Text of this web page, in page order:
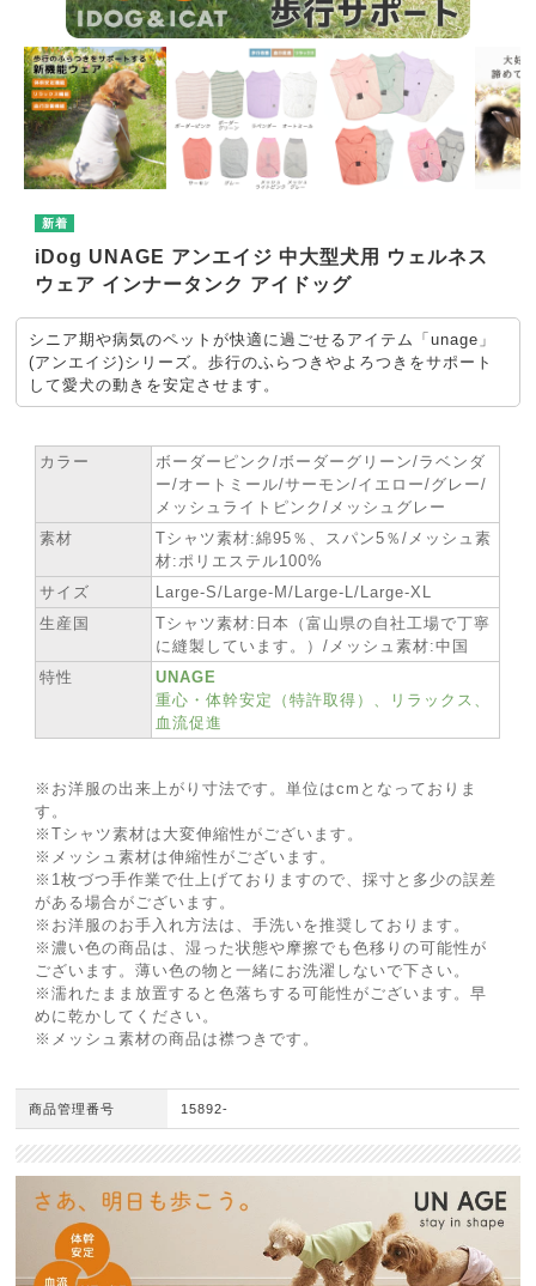
iDog UNAGE アンエイジ 中大型犬用 ウェルネス
ウェア インナータンク アイドッグ
シニア期や病気のペットが快適に過ごせるアイテム「unage」
(アンエイジ)シリーズ。歩行のふらつきやよろつきをサポート
して愛犬の動きを安定させます。
カラー
ボーダーピンク/ボーダーグリーン/ラベンダ
ー/オートミール/サーモン/イエロー/グレー/
メッシュライトピンク/メッシュグレー
素材
Tシャツ素材:綿95％、スパン5％/メッシュ素
材:ポリエステル100%
サイズ
Large-S/Large-M/Large-L/Large-XL
生産国
Tシャツ素材:日本（富山県の自社工場で丁寧
に縫製しています。）/メッシュ素材:中国
特性
UNAGE
重心・体幹安定（特許取得）、リラックス、
血流促進
※お洋服の出来上がり寸法です。単位はcmとなっておりま
す。
※Tシャツ素材は大変伸縮性がございます。
※メッシュ素材は伸縮性がございます。
※1枚づつ手作業で仕上げておりますので、採寸と多少の誤差
がある場合がございます。
※お洋服のお手入れ方法は、手洗いを推奨しております。
※濃い色の商品は、湿った状態や摩擦でも色移りの可能性が
ございます。薄い色の物と一緒にお洗濯しないで下さい。
※濡れたまま放置すると色落ちする可能性がございます。早
めに乾かしてください。
※メッシュ素材の商品は襟つきです。
商品管理番号 15892-